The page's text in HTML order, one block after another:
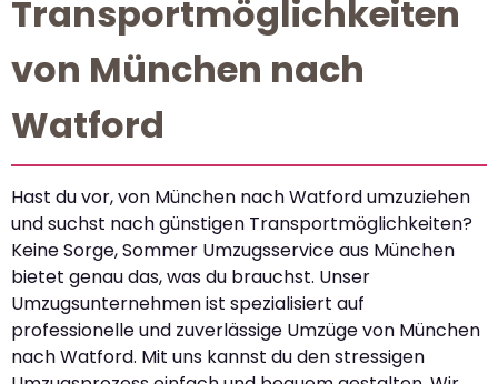
Transportmöglichkeiten
von München nach
Watford
Hast du vor, von München nach Watford umzuziehen
und suchst nach günstigen Transportmöglichkeiten?
Keine Sorge, Sommer Umzugsservice aus München
bietet genau das, was du brauchst. Unser
Umzugsunternehmen ist spezialisiert auf
professionelle und zuverlässige Umzüge von München
nach Watford. Mit uns kannst du den stressigen